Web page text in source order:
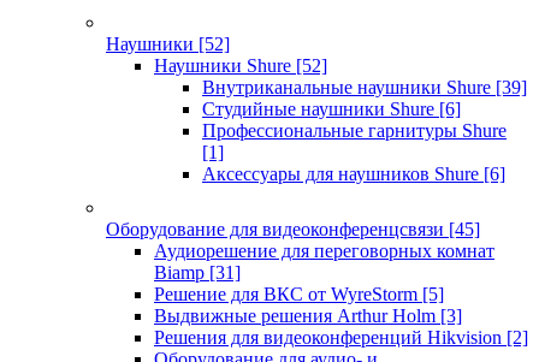
Наушники [52]
Наушники Shure [52]
Внутриканальные наушники Shure [39]
Студийные наушники Shure [6]
Профессиональные гарнитуры Shure
[1]
Аксессуары для наушников Shure [6]
Оборудование для видеоконференцсвязи [45]
Аудиорешение для переговорных комнат
Biamp [31]
Решение для ВКС от WyreStorm [5]
Выдвижные решения Arthur Holm [3]
Решения для видеоконференций Hikvision [2]